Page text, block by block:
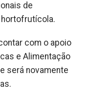
de
com o apoio
e Alimentação
será novamente